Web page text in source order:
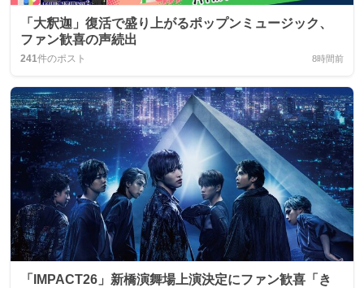
「大釈迦」復活で盛り上がるポップンミュージック、
ファン歓喜の声続出
241件のポスト 8時間前
「IMPACT26」新橋演舞場上演決定にファン歓喜「き